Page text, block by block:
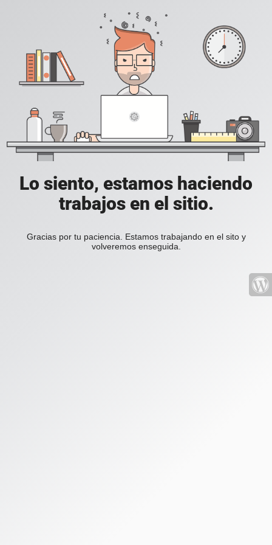
Lo siento, estamos haciendo
trabajos en el sitio.
Gracias por tu paciencia. Estamos trabajando en el sito y
volveremos enseguida.